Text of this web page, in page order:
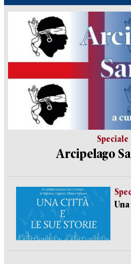
Speciale
Arcipelago